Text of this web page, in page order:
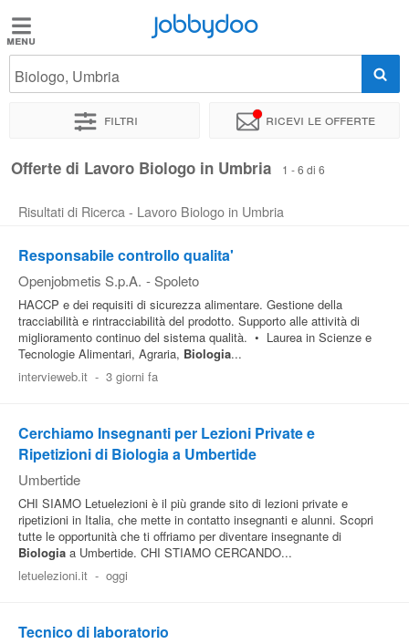
Jobbydoo
Offerte
Elenco
professioni
Blog
Pubblica
Offerte
Area
Aziende
Jobbydoo
Biologo, Umbria
Filtri Ricevi le offerte
Offerte di Lavoro Biologo in Umbria 1 - 6 di 6
Risultati di Ricerca - Lavoro Biologo in Umbria
Responsabile controllo qualita'
Openjobmetis S.p.A. - Spoleto
HACCP e dei requisiti di sicurezza alimentare. Gestione della
tracciabilità e rintracciabilità del prodotto. Supporto alle attività di
miglioramento continuo del sistema qualità. • Laurea in Scienze e
Tecnologie Alimentari, Agraria, Biologia...
intervieweb.it - 3 giorni fa
Cerchiamo Insegnanti per Lezioni Private e
Ripetizioni di Biologia a Umbertide
Umbertide
CHI SIAMO Letuelezioni è il più grande sito di lezioni private e
ripetizioni in Italia, che mette in contatto insegnanti e alunni. Scopri
tutte le opportunità che ti offriamo per diventare insegnante di
Biologia a Umbertide. CHI STIAMO CERCANDO...
letuelezioni.it - oggi
Tecnico di laboratorio